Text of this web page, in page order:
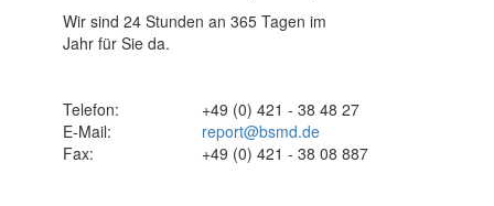
Wir sind 24 Stunden an 365 Tagen im
Jahr für Sie da.
Telefon:
+49 (0) 421 - 38 48 27
E-Mail:
report@bsmd.de
Fax:
+49 (0) 421 - 38 08 887